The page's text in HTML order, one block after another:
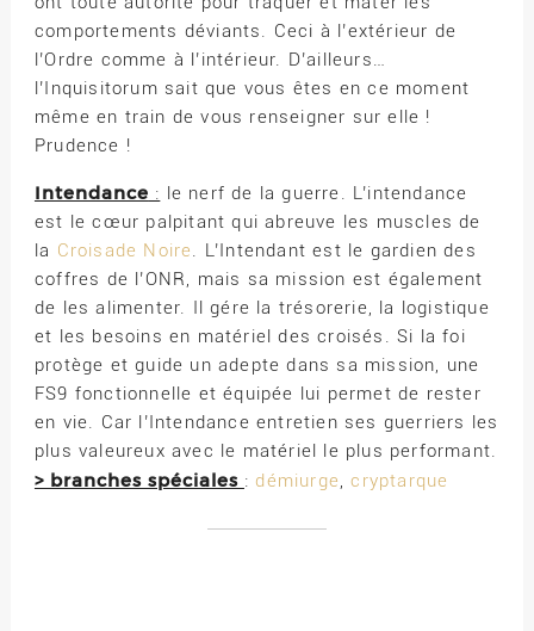
comportements déviants. Ceci à l’extérieur de
l’Ordre comme à l’intérieur. D’ailleurs…
l’Inquisitorum sait que vous êtes en ce moment
même en train de vous renseigner sur elle !
Prudence !
Intendance : le nerf de la guerre. L’intendance
est le cœur palpitant qui abreuve les muscles de
la Croisade Noire. L’Intendant est le gardien des
coffres de l’ONR, mais sa mission est également
de les alimenter. Il gére la trésorerie, la logistique
et les besoins en matériel des croisés. Si la foi
protège et guide un adepte dans sa mission, une
FS9 fonctionnelle et équipée lui permet de rester
en vie. Car l’Intendance entretien ses guerriers les
plus valeureux avec le matériel le plus performant.
> branches spéciales : démiurge,cryptarque